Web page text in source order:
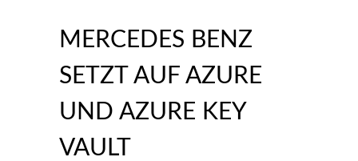
MERCEDES BENZ
SETZT AUF AZURE
UND AZURE KEY
VAULT